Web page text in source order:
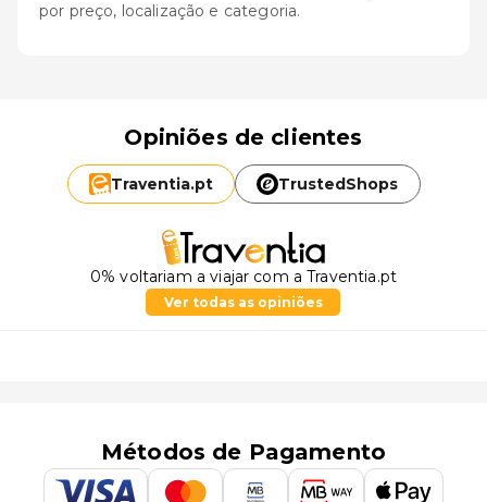
por preço, localização e categoria.
Opiniões de clientes
Traventia.pt TrustedShops
0% voltariam a viajar com a Traventia.pt
Ver todas as opiniões
Métodos de Pagamento